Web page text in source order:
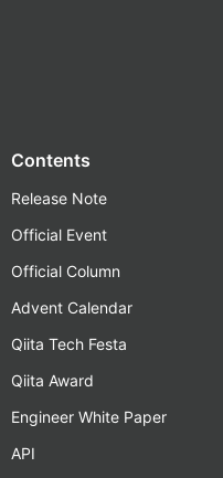
Contents
Release Note
Official Event
Official Column
Advent Calendar
Qiita Tech Festa
Qiita Award
Engineer White Paper
API